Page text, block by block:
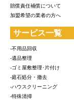
賠償責任補償について
加盟希望の業者の方へ
サービス一覧
-不用品回収
-遺品整理
-ゴミ屋敷整理･片付け
-庭石処分・撤去
-ハウスクリーニング
-特殊清掃